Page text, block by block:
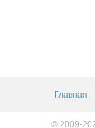
Главная
© 2009-